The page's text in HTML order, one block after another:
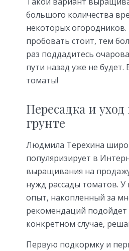
большого количества
некоторых
пробовать стоит, тем
раз поддадитесь
пути назад уже не будет.
томаты!
Пересадка и
грунте
Людмила Терехина
популяризирует в
выращивания на
нужд рассады томатов. У
опыт, накопленный за
рекомендаций
конкретном случае,
Первую подкормку и